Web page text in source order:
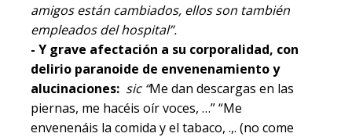
amigos están cambiados, ellos son también
empleados del hospital”.
- Y grave afectación a su corporalidad, con
delirio paranoide de envenenamiento y
alucinaciones:sic “Me dan descargas en las
piernas, me hacéis oír voces, …” “Me
envenenáis la comida y el tabaco, .,. (no come